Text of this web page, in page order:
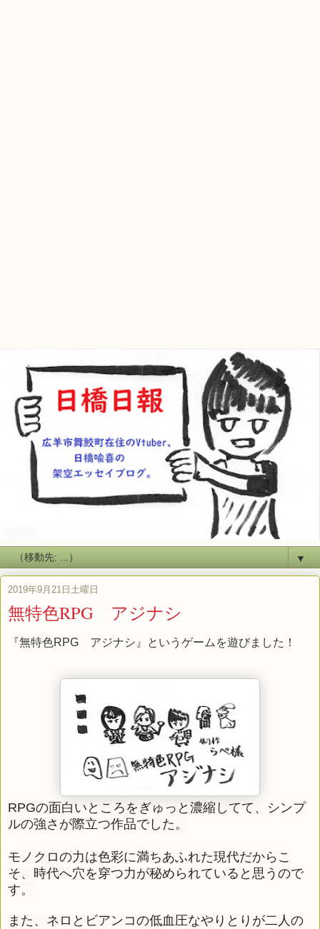
▼
2019年9月21日土曜日
無特色RPG アジナシ
『無特色RPG アジナシ』というゲームを遊びました！
RPGの面白いところをぎゅっと濃縮してて、シンプ
ルの強さが際立つ作品でした。
モノクロの力は色彩に満ちあふれた現代だからこ
そ、時代へ穴を穿つ力が秘められていると思うので
す。
また、ネロとビアンコの低血圧なやりとりが二人の